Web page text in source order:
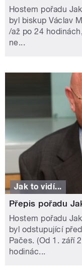
Hostem pořadu
byl biskup Václav
/až po 24
ne...
Jak to vidí...
Přepis pořadu
Hostem pořadu
byl odstupující
Pačes. (Od 1. září
hodinác...